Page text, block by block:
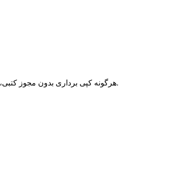
هرگونه کپی برداری بدون مجوز کتبی، مشمول ماده 12 فصل سوم قانون جرائم رایانه ای بوده و پیگرد قانونی خواهد داشت.